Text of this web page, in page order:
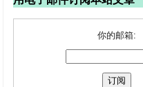
你的邮箱: